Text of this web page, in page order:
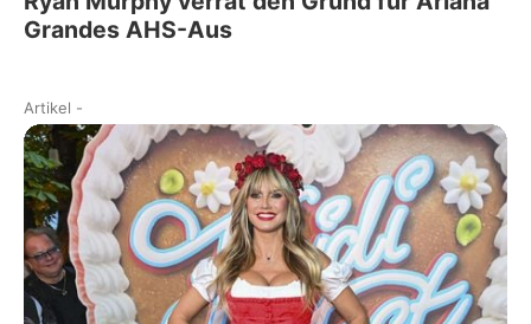
Grandes AHS-Aus
Artikel -